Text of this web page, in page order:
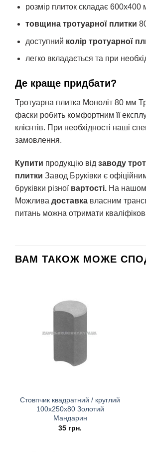
розмір плиток складає 600х400
товщина тротуарної плитки
доступний колір тротуарної
легко вкладається та при
Де краще придбати?
Тротуарна плитка Моноліт 80 мм
фаски робить комфортним її
клієнтів. При необхідності наші
замовлення.
Купити продукцію від заводу
плитки Завод Бруківки є
бруківки різної вартості. На
Можлива доставка власним
питань можна отримати
ВАМ ТАКОЖ МОЖЕ
Стовпчик квадратний / круглий
100х250х80 Золотий
Мандарин
35 грн.